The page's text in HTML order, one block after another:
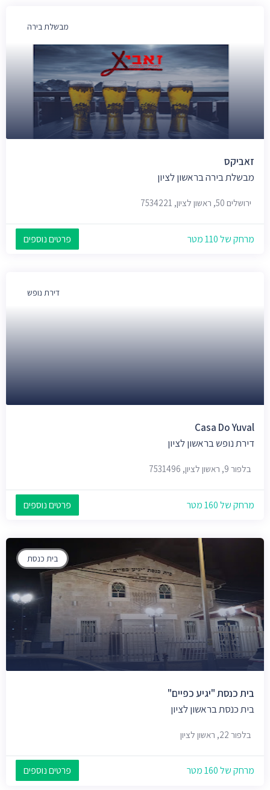
מבשלת בירה
זאביקס
מבשלת בירה בראשון לציון
ירושלים 50, ראשון לציון, 7534221
מרחק של 110 מטר פרטים נוספים
דירת נופש
Casa Do Yuval
דירת נופש בראשון לציון
בלפור 9, ראשון לציון, 7531496
מרחק של 160 מטר פרטים נוספים
בית כנסת
בית כנסת "יגיע כפיים"
בית כנסת בראשון לציון
בלפור 22, ראשון לציון
מרחק של 160 מטר פרטים נוספים